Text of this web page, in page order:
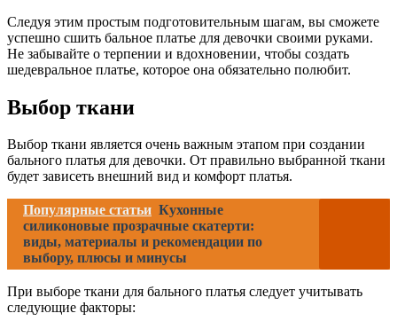
Следуя этим простым подготовительным шагам, вы сможете
успешно сшить бальное платье для девочки своими руками.
Не забывайте о терпении и вдохновении, чтобы создать
шедевральное платье, которое она обязательно полюбит.
Выбор ткани
Выбор ткани является очень важным этапом при создании
бального платья для девочки. От правильно выбранной ткани
будет зависеть внешний вид и комфорт платья.
Популярные статьи Кухонные
силиконовые прозрачные скатерти:
виды, материалы и рекомендации по
выбору, плюсы и минусы
При выборе ткани для бального платья следует учитывать
следующие факторы: